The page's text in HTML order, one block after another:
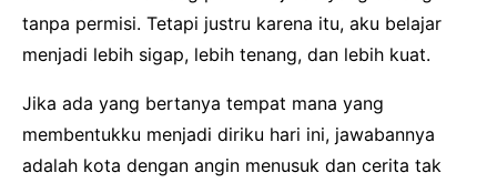
tanpa permisi. Tetapi justru karena itu, aku belajar
menjadi lebih sigap, lebih tenang, dan lebih kuat.
Jika ada yang bertanya tempat mana yang
membentukku menjadi diriku hari ini, jawabannya
adalah kota dengan angin menusuk dan cerita tak